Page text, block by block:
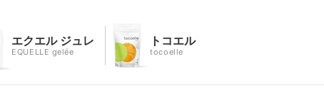
エクエル ジュレ
EQUELLE gelée
トコエル
tocoelle